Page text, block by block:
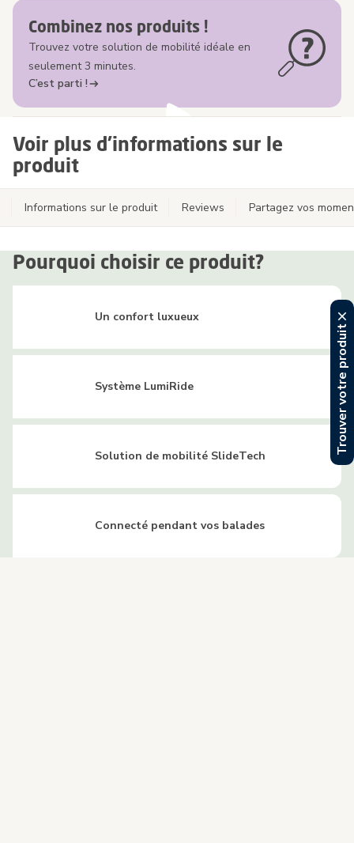
Combinez nos produits !
Trouvez votre solution de mobilité idéale en
seulement 3 minutes.
C’est parti !
Voir plus d'informations sur le
produit
Informations sur le produit Reviews Partagez vos
Pourquoi choisir ce produit?
Un confort luxueux
Système LumiRide
Solution de mobilité SlideTech
Connecté pendant vos balades
Trouver votre produit